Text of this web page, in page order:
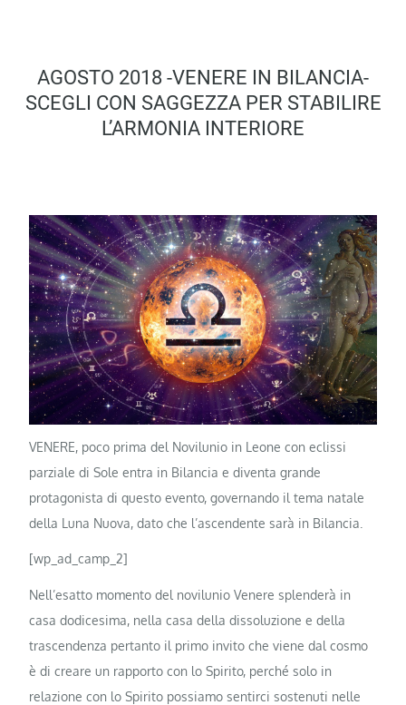
AGOSTO 2018 -VENERE IN BILANCIA-
SCEGLI CON SAGGEZZA PER STABILIRE
L’ARMONIA INTERIORE
VENERE, poco prima del Novilunio in Leone con eclissi
parziale di Sole entra in Bilancia e diventa grande
protagonista di questo evento, governando il tema natale
della Luna Nuova, dato che l’ascendente sarà in Bilancia.
[wp_ad_camp_2]
Nell’esatto momento del novilunio Venere splenderà in
casa dodicesima, nella casa della dissoluzione e della
trascendenza pertanto il primo invito che viene dal cosmo
è di creare un rapporto con lo Spirito, perché solo in
relazione con lo Spirito possiamo sentirci sostenuti nelle